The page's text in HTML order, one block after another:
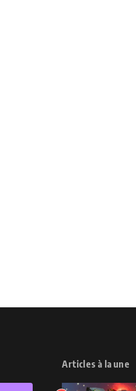
Articles à la une